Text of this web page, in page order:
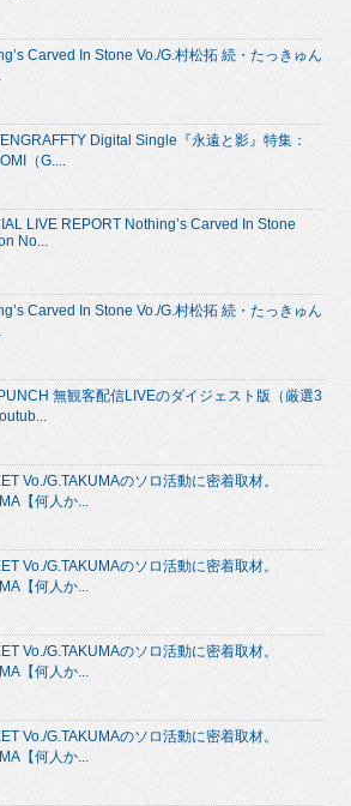
Carved In Stone Vo./G.村松拓 続・たっきゅん
Digital Single『永遠と影』特集：
（G....
LIVE REPORT Nothing’s Carved In Stone
No...
Carved In Stone Vo./G.村松拓 続・たっきゅん
無観客配信LIVEのダイジェスト版（厳選3
Vo./G.TAKUMAのソロ活動に密着取材。
【何人か...
Vo./G.TAKUMAのソロ活動に密着取材。
【何人か...
Vo./G.TAKUMAのソロ活動に密着取材。
【何人か...
Vo./G.TAKUMAのソロ活動に密着取材。
【何人か...